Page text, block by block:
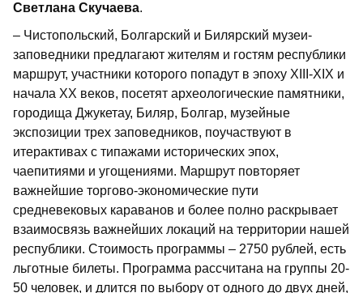
Светлана Скучаева.
– Чистопольский, Болгарский и Билярский музеи-
заповедники предлагают жителям и гостям республики
маршрут, участники которого попадут в эпоху XIII-XIX и
начала XX веков, посетят археологические памятники,
городища Джукетау, Биляр, Болгар, музейные
экспозиции трех заповедников, поучаствуют в
итерактивах с типажами исторических эпох,
чаепитиями и угощениями. Маршрут повторяет
важнейшие торгово-экономические пути
средневековых караванов и более полно раскрывает
взаимосвязь важнейших локаций на территории нашей
республики. Стоимость программы – 2750 рублей, есть
льготные билеты. Программа рассчитана на группы 20-
50 человек, и длится по выбору от одного до двух дней,